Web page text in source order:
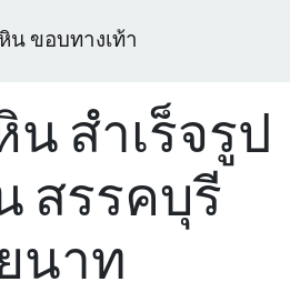
ขอบทางเท้า
สำเร็จรูป
สรรคบุรี
นาท